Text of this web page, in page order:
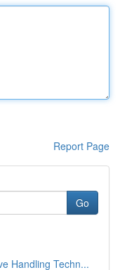
Report Page
Go
Handling Techn...